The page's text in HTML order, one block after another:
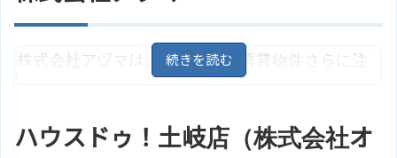
名岐プロジェクト有限会社のサイ
トはこちら
っています。外観、設備等と目に見えるところはも
ちろん目に見えないところまでしっかりと説明を
住所 岐阜県土岐市泉町久尻42－7
図
株式会社アヅマは、売買物件、賃貸物件さらに注
ビスまで、お客様の満足のいくサービスを提供し
ハウスドゥ！土岐店（株式会社オ